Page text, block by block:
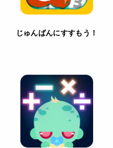
じゅんばんにすすもう！